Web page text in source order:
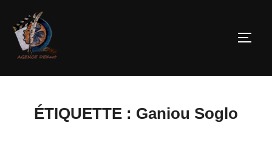
ÉTIQUETTE : Ganiou Soglo